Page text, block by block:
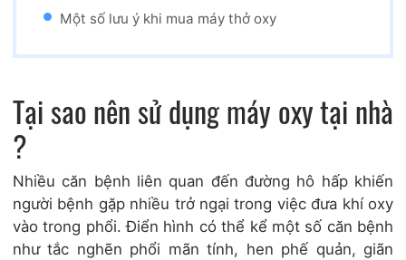
Một số lưu ý khi mua máy thở oxy
Tại sao nên sử dụng máy oxy tại nhà
?
Nhiều căn bệnh liên quan đến đường hô hấp khiến
người bệnh gặp nhiều trở ngại trong việc đưa khí oxy
vào trong phổi. Điển hình có thể kể một số căn bệnh
như tắc nghẽn phổi mãn tính, hen phế quản, giãn